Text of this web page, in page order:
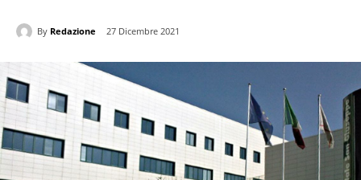
By Redazione 27 Dicembre 2021